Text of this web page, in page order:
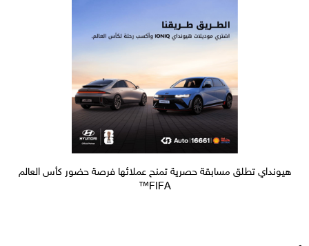
هيونداي تطلق مسابقة حصرية تمنح عملائها فرصة حضور كأس العالم
FIFA™